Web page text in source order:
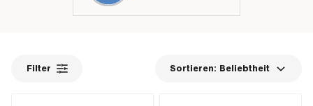
Filter Sortieren: Beliebtheit